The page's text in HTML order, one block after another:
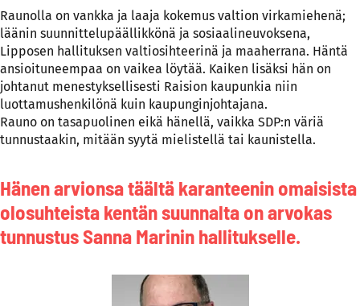
Raunolla on vankka ja laaja kokemus valtion virkamiehenä;
läänin suunnittelupäällikkönä ja sosiaalineuvoksena,
Lipposen hallituksen valtiosihteerinä ja maaherrana. Häntä
ansioituneempaa on vaikea löytää. Kaiken lisäksi hän on
johtanut menestyksellisesti Raision kaupunkia niin
luottamushenkilönä kuin kaupunginjohtajana.
Rauno on tasapuolinen eikä hänellä, vaikka SDP:n väriä
tunnustaakin, mitään syytä mielistellä tai kaunistella.
Hänen arvionsa täältä karanteenin omaisista
olosuhteista kentän suunnalta on arvokas
tunnustus Sanna Marinin hallitukselle.